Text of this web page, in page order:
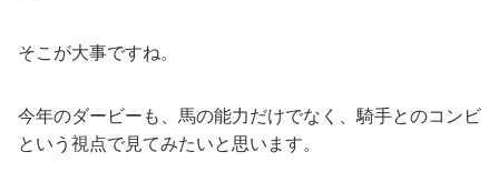
そこが大事ですね。
今年のダービーも、馬の能力だけでなく、騎手とのコンビ
という視点で見てみたいと思います。